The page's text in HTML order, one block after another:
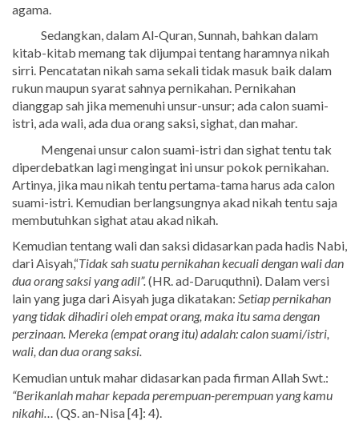
agama.
Sedangkan, dalam Al-Quran, Sunnah, bahkan dalam
kitab-kitab memang tak dijumpai tentang haramnya nikah
sirri. Pencatatan nikah sama sekali tidak masuk baik dalam
rukun maupun syarat sahnya pernikahan. Pernikahan
dianggap sah jika memenuhi unsur-unsur; ada calon suami-
istri, ada wali, ada dua orang saksi, sighat, dan mahar.
Mengenai unsur calon suami-istri dan sighat tentu tak
diperdebatkan lagi mengingat ini unsur pokok pernikahan.
Artinya, jika mau nikah tentu pertama-tama harus ada calon
suami-istri. Kemudian berlangsungnya akad nikah tentu saja
membutuhkan sighat atau akad nikah.
Kemudian tentang wali dan saksi didasarkan pada hadis Nabi,
dari Aisyah,“Tidak sah suatu pernikahan kecuali dengan wali dan
dua orang saksi yang adil”.(HR. ad-Daruquthni). Dalam versi
lain yang juga dari Aisyah juga dikatakan: Setiap pernikahan
yang tidak dihadiri oleh empat orang, maka itu sama dengan
perzinaan. Mereka (empat orang itu) adalah: calon suami/istri,
wali, dan dua orang saksi.
Kemudian untuk mahar didasarkan pada firman Allah Swt.:
“Berikanlah mahar kepada perempuan-perempuan yang kamu
nikahi…
(QS. an-Nisa [4]: 4).